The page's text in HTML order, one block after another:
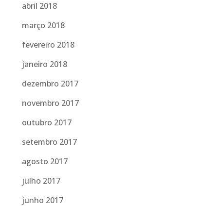
abril 2018
março 2018
fevereiro 2018
janeiro 2018
dezembro 2017
novembro 2017
outubro 2017
setembro 2017
agosto 2017
julho 2017
junho 2017